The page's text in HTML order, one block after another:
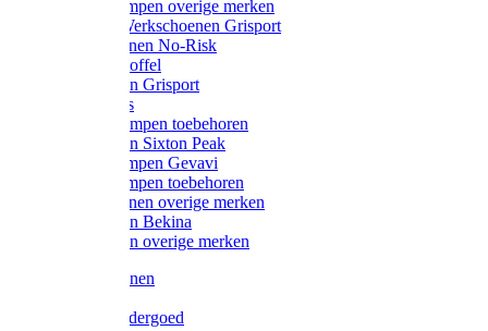
Schoenklompen overige merken
Wandel-/ Werkschoenen Grisport
Werkschoenen No-Risk
Klomppantoffel
Werklaarzen Grisport
Accessoires
Houten klompen toebehoren
Werklaarzen Sixton Peak
Schoenklompen Gevavi
Schoenklompen toebehoren
Werkschoenen overige merken
Werklaarzen Bekina
Werklaarzen overige merken
Handschoenen
Thermo ondergoed